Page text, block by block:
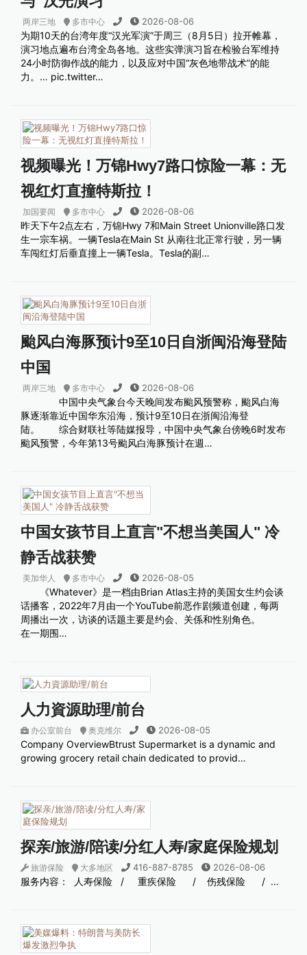
两岸三地 多市中心 2026-08-06
为期10天的台湾年度“汉光军演”于周三（8月5日）拉开帷幕，
演习地点遍布台湾全岛各地。这些实弹演习旨在检验台军维持
24小时防御作战的能力，以及应对中国“灰色地带战术”的能
力。… pic.twitter…
视频曝光！万锦Hwy7路口惊险一幕：无
视红灯直撞特斯拉！
加国要闻 多市中心 2026-08-06
昨天下午2点左右，万锦Hwy 7和Main Street Unionville路口发
生一宗车祸。一辆Tesla在Main St 从南往北正常行驶，另一辆
车闯红灯后垂直撞上一辆Tesla。Tesla的副…
颱风白海豚预计9至10日自浙闽沿海登陆
中国
两岸三地 多市中心 2026-08-06
中国中央气象台今天晚间发布颱风预警称，颱风白海
豚逐渐靠近中国华东沿海，预计9至10日在浙闽沿海登
陆。 综合财联社等陆媒报导，中国中央气象台傍晚6时发布
颱风预警，今年第13号颱风白海豚预计在週…
中国女孩节目上直言"不想当美国人" 冷
静舌战获赞
美加华人 多市中心 2026-08-05
《Whatever》是一档由Brian Atlas主持的美国女生约会谈
话播客，2022年7月由一个YouTube前恶作剧频道创建，每两
周播出一次，访谈的话题主要是约会、关係和性别角色。
在一期围…
人力資源助理/前台
办公室前台 奥克维尔 2026-08-05
Company OverviewBtrust Supermarket is a dynamic and
growing grocery retail chain dedicated to provid…
探亲/旅游/陪读/分红人寿/家庭保险规划
旅游保险 大多地区 416-887-8785 2026-08-06
服务内容： 人寿保险 / 重疾保险 / 伤残保险 / …